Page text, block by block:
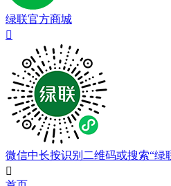
绿联官方商城

微信中长按识别二维码或搜索“绿
